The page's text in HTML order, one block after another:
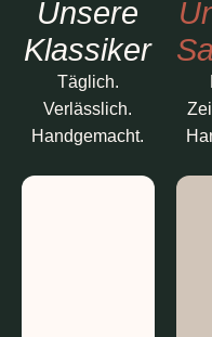
Unsere
Klassiker
Täglich.
Verlässlich.
Handgemacht.